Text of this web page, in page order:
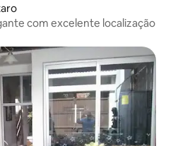
com excelente localização